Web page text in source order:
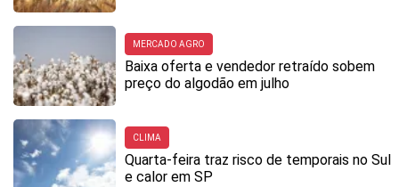
MERCADO AGRO
Baixa oferta e vendedor retraído sobem
preço do algodão em julho
CLIMA
Quarta-feira traz risco de temporais no Sul
e calor em SP